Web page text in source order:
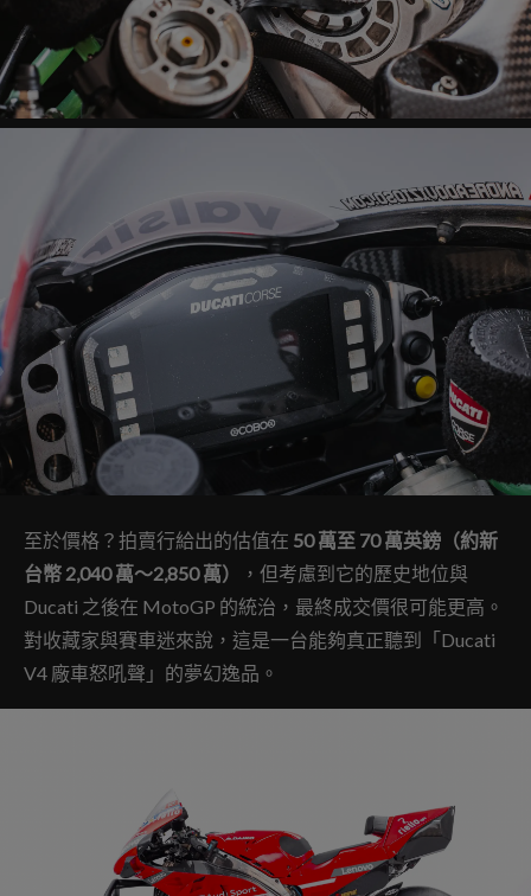
至於價格？拍賣行給出的估值在 50 萬至 70 萬英鎊（約新
台幣 2,040 萬～2,850 萬）
，但考慮到它的歷史地位與
Ducati 之後在 MotoGP 的統治，最終成交價很可能更高。
對收藏家與賽車迷來說，這是一台能夠真正聽到「Ducati
V4 廠車怒吼聲」的夢幻逸品。